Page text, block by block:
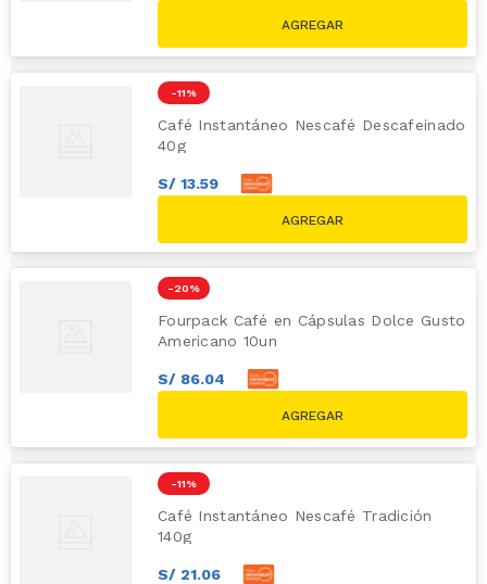
-11 %
Café Instantáneo Nescafé Descafeinado
40g
S/ 13.59
S/
-20 %
Fourpack Café en Cápsulas Dolce Gusto
Americano 10un
S/ 86.04
S/
-11 %
Café Instantáneo Nescafé Tradición
140g
S/ 21.06